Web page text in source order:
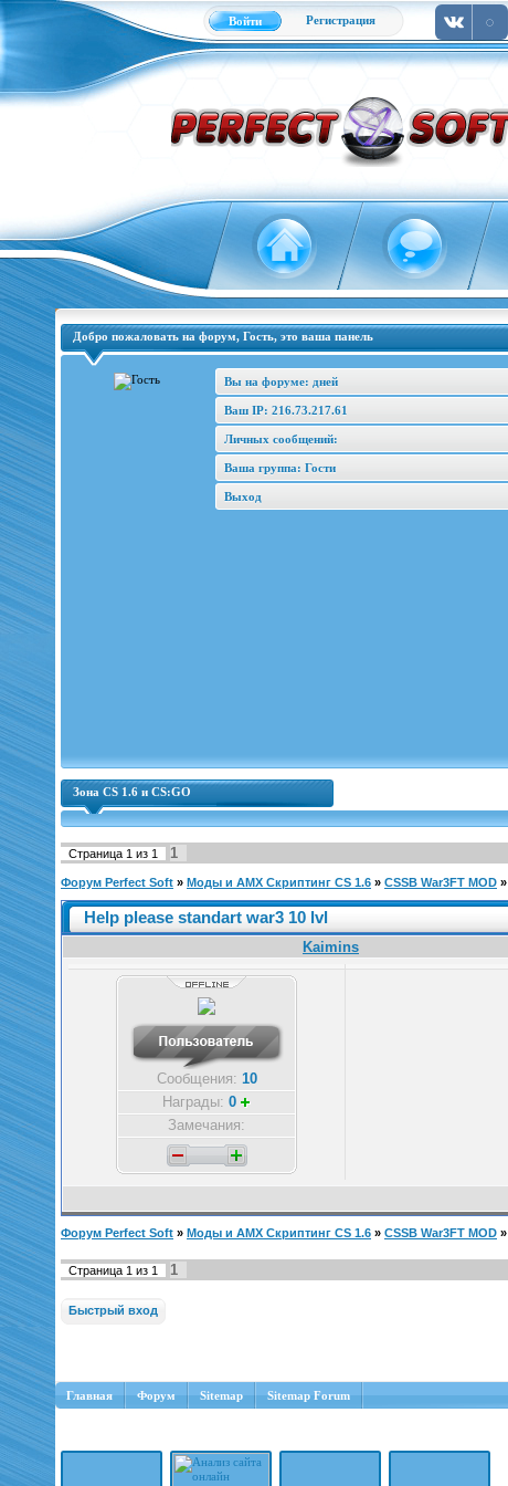
Войти Регистрация
Добро пожаловать на форум, Гость, это ваша панель
Вы на форуме: дней
Ваш IP: 216.73.217.61
Личных сообщений:
Ваша группа: Гости
Выход
Зона CS 1.6 и CS:GO
Страница 1 из 1 1
Форум Perfect Soft » Моды и AMX Скриптинг CS 1.6 » CSSB War3FT MOD »
Help please standart war3 10 lvl
Kaimins
Сообщения: 10
Награды: 0
Замечания:
Форум Perfect Soft » Моды и AMX Скриптинг CS 1.6 » CSSB War3FT MOD »
Страница 1 из 1 1
Главная Форум Sitemap Sitemap Forum